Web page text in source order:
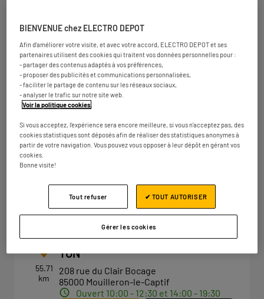
4.39 km49300 Cholet
Ouvert 10:00 - 12:30 et 14:00 - 19:00
Numéro
47.4 km
BASSE GOULAINE
18 rue de l'Atlantique
Numéro Plus d'infos
3
55.71
km
ELECTRO DEPOT LA ROCHE SUR
YON
208 rue du Clair Bocage
85000 Mouilleron-le-Captif
Ouvert 10:00 - 12:30 et 14:00 - 19:30
BIENVENUE chez ELECTRO DEPOT
Afin d'améliorer votre visite, et avec votre accord, ELECTRO DEPOT et ses
partenaires utilisent des cookies qui traitent vos données personnelles pour :
- partager des contenus adaptés à vos préférences,
- proposer des publicités et communications personnalisées,
- faciliter le partage de contenu sur les réseaux sociaux,
- analyser le trafic sur notre site web.
Voir la politique cookies
Si vous acceptez, l'expérience sera encore meilleure, si vous n'acceptez pas, des
cookies statistiques sont déposés afin de réaliser des statistiques anonymes à
partir de votre navigation. Vous pouvez vous opposer à leur dépôt en gérant vos
cookies.
Bonne visite!
Gérer les cookies
Tout refuser ✔ TOUT AUTORISER